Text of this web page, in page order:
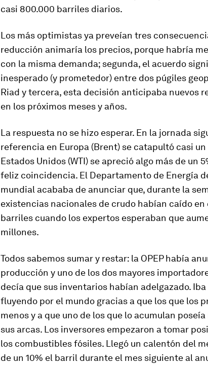
casi 800.000 barriles diarios.
Los más optimistas ya preveían tres
reducción animaría los precios, porque habría
con la misma demanda; segunda, el acuerdo
inesperado (y prometedor) entre dos púgiles
Riad y tercera, esta decisión anticipaba nuevos
en los próximos meses y años.
La respuesta no se hizo esperar. En la jornada
referencia en Europa (Brent) se catapultó casi
Estados Unidos (WTI) se apreció algo más de un
feliz coincidencia. El Departamento de Energía
mundial acababa de anunciar que, durante la
existencias nacionales de crudo habían caído
barriles cuando los expertos esperaban que
millones.
Todos sabemos sumar y restar: la OPEP había
producción y uno de los dos mayores
decía que sus inventarios habían adelgazado.
fluyendo por el mundo gracias a que los que los
menos y a que uno de los que lo acumulan
sus arcas. Los inversores empezaron a tomar
los combustibles fósiles. Llegó un calentón del
de un 10% el barril durante el mes siguiente al